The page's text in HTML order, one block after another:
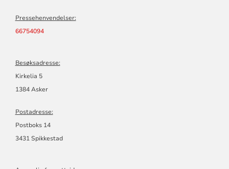
Pressehenvendelser:
66754094
Besøksadresse:
Kirkelia 5
1384 Asker
Postadresse:
Postboks 14
3431 Spikkestad